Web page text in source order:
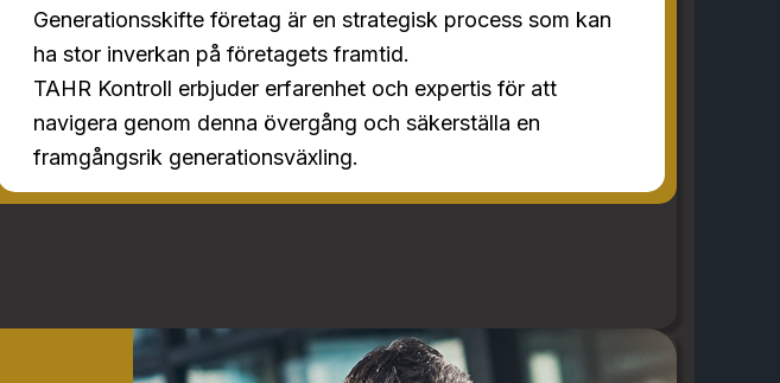
Generationsskifte företag är en strategisk process som kan
ha stor inverkan på företagets framtid.
TAHR Kontroll erbjuder erfarenhet och expertis för att
navigera genom denna övergång och säkerställa en
framgångsrik generationsväxling.